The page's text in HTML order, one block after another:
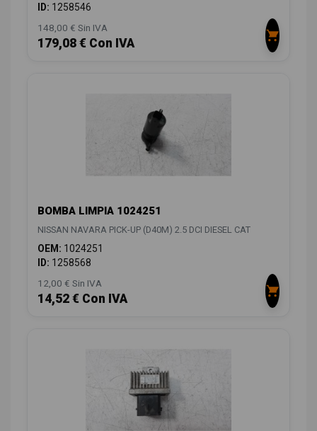
ID: 1258546
148,00 € Sin IVA
179,08 € Con IVA
BOMBA LIMPIA 1024251
NISSAN NAVARA PICK-UP (D40M) 2.5 DCI DIESEL CAT
OEM: 1024251
ID: 1258568
12,00 € Sin IVA
14,52 € Con IVA